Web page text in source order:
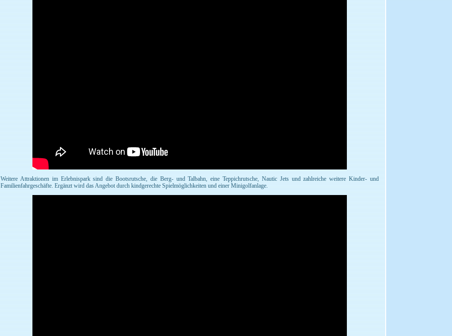
Weitere Attraktionen im Erlebnispark sind die Bootsrutsche, die Berg- und Talbahn, eine Teppichrutsche, Nautic Jets und zahlreiche weitere Kinder- und
Familienfahrgeschäfte. Ergänzt wird das Angebot durch kindgerechte Spielmöglichkeiten und einer Minigolfanlage.